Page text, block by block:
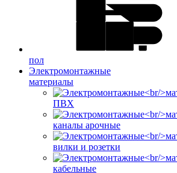
пол
Электромонтажные
материалы
ПВХ
каналы арочные
вилки и розетки
кабельные